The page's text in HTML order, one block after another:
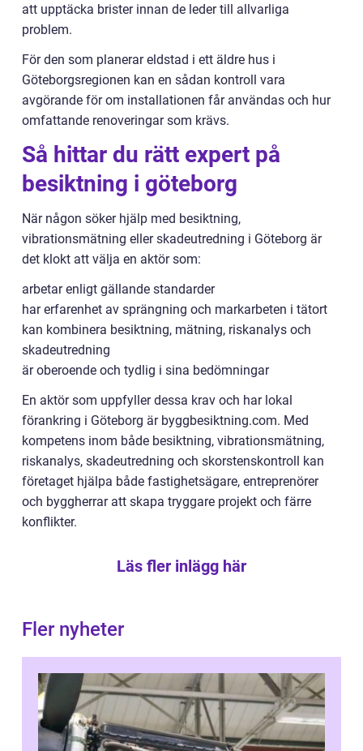
att upptäcka brister innan de leder till allvarliga
problem.
För den som planerar eldstad i ett äldre hus i
Göteborgsregionen kan en sådan kontroll vara
avgörande för om installationen får användas och hur
omfattande renoveringar som krävs.
Så hittar du rätt expert på
besiktning i göteborg
När någon söker hjälp med besiktning,
vibrationsmätning eller skadeutredning i Göteborg är
det klokt att välja en aktör som:
arbetar enligt gällande standarder
har erfarenhet av sprängning och markarbeten i tätort
kan kombinera besiktning, mätning, riskanalys och
skadeutredning
är oberoende och tydlig i sina bedömningar
En aktör som uppfyller dessa krav och har lokal
förankring i Göteborg är byggbesiktning.com. Med
kompetens inom både besiktning, vibrationsmätning,
riskanalys, skadeutredning och skorstenskontroll kan
företaget hjälpa både fastighetsägare, entreprenörer
och byggherrar att skapa tryggare projekt och färre
konflikter.
Läs fler inlägg här
Fler nyheter